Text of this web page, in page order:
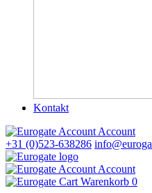
Kontakt
Account
+31 (0)523-638286
Account
Warenkorb 0